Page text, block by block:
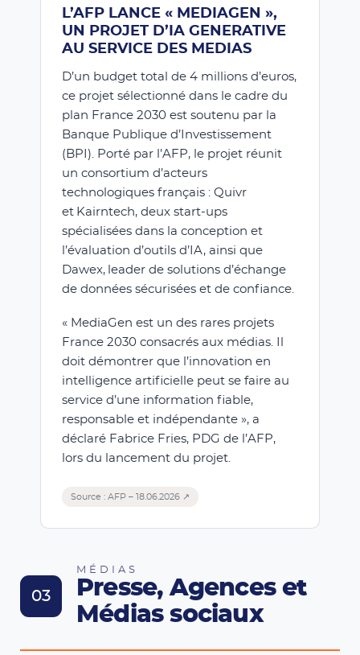
L’AFP LANCE « MEDIAGEN »,
UN PROJET D’IA GENERATIVE
AU SERVICE DES MEDIAS
D’un budget total de 4 millions d’euros,
ce projet sélectionné dans le cadre du
plan France 2030 est soutenu par la
Banque Publique d’Investissement
(BPI). Porté par l’AFP, le projet réunit
un consortium d’acteurs
technologiques français : Quivr
et Kairntech, deux start-ups
spécialisées dans la conception et
l’évaluation d’outils d’IA, ainsi que
Dawex, leader de solutions d’échange
de données sécurisées et de confiance.
« MediaGen est un des rares projets
France 2030 consacrés aux médias. Il
doit démontrer que l’innovation en
intelligence artificielle peut se faire au
service d’une information fiable,
responsable et indépendante », a
déclaré Fabrice Fries, PDG de l’AFP,
lors du lancement du projet.
Source : AFP – 18.06.2026 ↗
03
MÉDIAS
Presse, Agences et
Médias sociaux